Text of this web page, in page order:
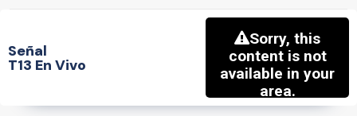
Señal
T13 En Vivo